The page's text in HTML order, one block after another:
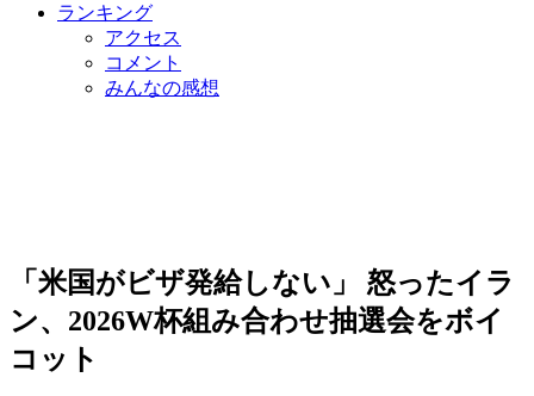
ランキング
アクセス
コメント
みんなの感想
「米国がビザ発給しない」 怒ったイラ
ン、2026W杯組み合わせ抽選会をボイ
コット